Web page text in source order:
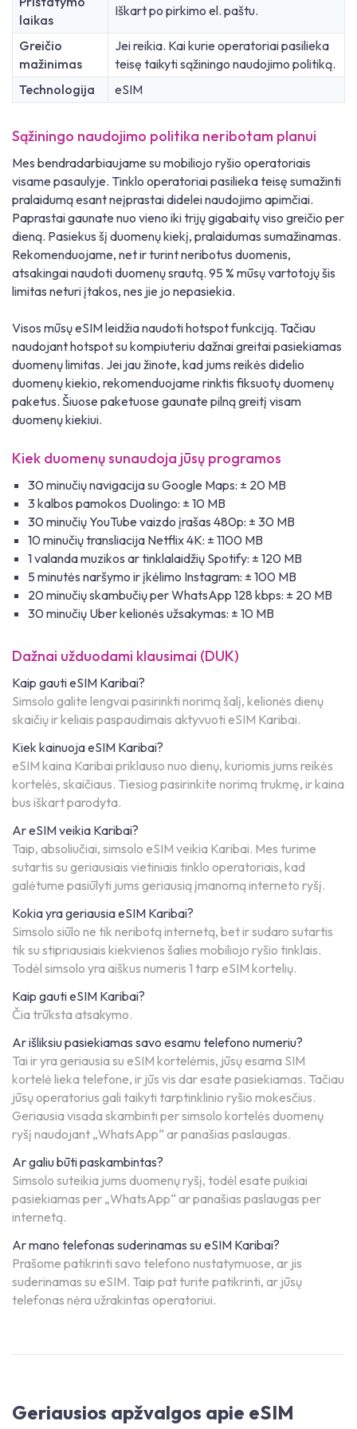
laikas
Iškart po pirkimo el. paštu.
Greičio
mažinimas
Jei reikia. Kai kurie operatoriai pasilieka
teisę taikyti sąžiningo naudojimo politiką.
Technologija
eSIM
Sąžiningo naudojimo politika neribotam planui
Mes bendradarbiaujame su mobiliojo ryšio operatoriais
visame pasaulyje. Tinklo operatoriai pasilieka teisę sumažinti
pralaidumą esant neįprastai didelei naudojimo apimčiai.
Paprastai gaunate nuo vieno iki trijų gigabaitų viso greičio per
dieną. Pasiekus šį duomenų kiekį, pralaidumas sumažinamas.
Rekomenduojame, net ir turint neribotus duomenis,
atsakingai naudoti duomenų srautą. 95 % mūsų vartotojų šis
limitas neturi įtakos, nes jie jo nepasiekia.
Visos mūsų eSIM leidžia naudoti hotspot funkciją. Tačiau
naudojant hotspot su kompiuteriu dažnai greitai pasiekiamas
duomenų limitas. Jei jau žinote, kad jums reikės didelio
duomenų kiekio, rekomenduojame rinktis fiksuotų duomenų
paketus. Šiuose paketuose gaunate pilną greitį visam
duomenų kiekiui.
Kiek duomenų sunaudoja jūsų programos
30 minučių navigacija su Google Maps: ± 20 MB
3 kalbos pamokos Duolingo: ± 10 MB
30 minučių YouTube vaizdo įrašas 480p: ± 30 MB
10 minučių transliacija Netflix 4K: ± 1100 MB
1 valanda muzikos ar tinklalaidžių Spotify: ± 120 MB
5 minutės naršymo ir įkėlimo Instagram: ± 100 MB
20 minučių skambučių per WhatsApp 128 kbps: ± 20 MB
30 minučių Uber kelionės užsakymas: ± 10 MB
Dažnai užduodami klausimai (DUK)
Kaip gauti eSIM Karibai?
Simsolo galite lengvai pasirinkti norimą šalį, kelionės dienų
skaičių ir keliais paspaudimais aktyvuoti eSIM Karibai.
Kiek kainuoja eSIM Karibai?
eSIM kaina Karibai priklauso nuo dienų, kuriomis jums reikės
kortelės, skaičiaus. Tiesiog pasirinkite norimą trukmę, ir kaina
bus iškart parodyta.
Ar eSIM veikia Karibai?
Taip, absoliučiai, simsolo eSIM veikia Karibai. Mes turime
sutartis su geriausiais vietiniais tinklo operatoriais, kad
galėtume pasiūlyti jums geriausią įmanomą interneto ryšį.
Kokia yra geriausia eSIM Karibai?
Simsolo siūlo ne tik neribotą internetą, bet ir sudaro sutartis
tik su stipriausiais kiekvienos šalies mobiliojo ryšio tinklais.
Todėl simsolo yra aiškus numeris 1 tarp eSIM kortelių.
Kaip gauti eSIM Karibai?
Čia trūksta atsakymo.
Ar išliksiu pasiekiamas savo esamu telefono numeriu?
Tai ir yra geriausia su eSIM kortelėmis, jūsų esama SIM
kortelė lieka telefone, ir jūs vis dar esate pasiekiamas. Tačiau
jūsų operatorius gali taikyti tarptinklinio ryšio mokesčius.
Geriausia visada skambinti per simsolo kortelės duomenų
ryšį naudojant „WhatsApp“ ar panašias paslaugas.
Ar galiu būti paskambintas?
Simsolo suteikia jums duomenų ryšį, todėl esate puikiai
pasiekiamas per „WhatsApp“ ar panašias paslaugas per
internetą.
Ar mano telefonas suderinamas su eSIM Karibai?
Prašome patikrinti savo telefono nustatymuose, ar jis
suderinamas su eSIM. Taip pat turite patikrinti, ar jūsų
telefonas nėra užrakintas operatoriui.
Geriausios apžvalgos apie eSIM